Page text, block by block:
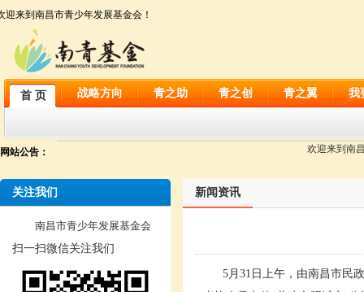
迎来到南昌市青少年发展基金会！
首 页 战略方向 青之助 青之创 青之翼 我
网站公告： 欢迎来到南
关注我们
南昌市青少年发展基金会
扫一扫微信关注我们
新闻资讯
5月31日上午，由南昌市民政